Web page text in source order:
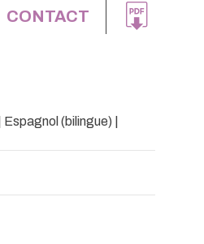
CONTACT
(bilingue) |